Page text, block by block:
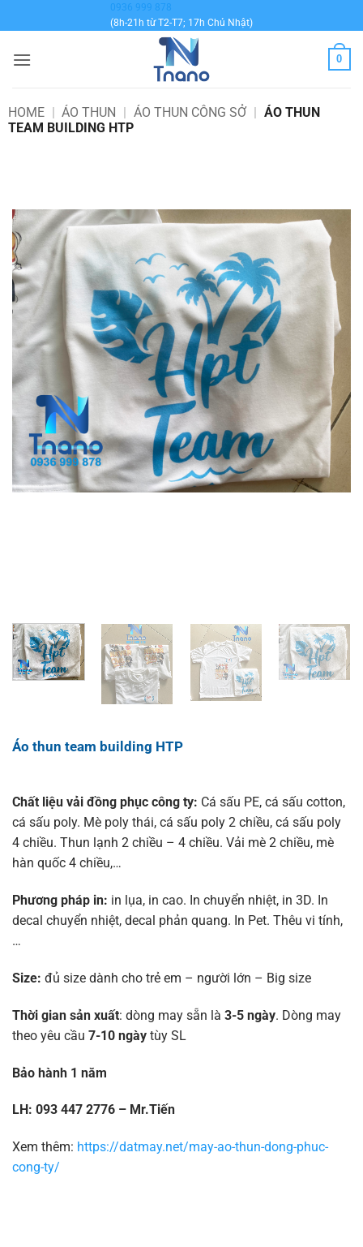
qua
dung
0936 999 878
(8h-21h từ T2-T7; 17h Chủ Nhật)
0
HOME | ÁO THUN | ÁO THUN CÔNG SỞ | ÁO THUN
TEAM BUILDING HTP
Áo thun team building HTP
Chất liệu vải đồng phục công ty: Cá sấu PE, cá sấu cotton,
cá sấu poly. Mè poly thái, cá sấu poly 2 chiều, cá sấu poly
4 chiều. Thun lạnh 2 chiều – 4 chiều. Vải mè 2 chiều, mè
hàn quốc 4 chiều,…
Phương pháp in: in lụa, in cao. In chuyển nhiệt, in 3D. In
decal chuyển nhiệt, decal phản quang. In Pet. Thêu vi tính,
…
Size: đủ size dành cho trẻ em – người lớn – Big size
Thời gian sản xuất: dòng may sẵn là 3-5 ngày. Dòng may
theo yêu cầu 7-10 ngàytùy SL
Bảo hành 1 năm
LH: 093 447 2776 – Mr.Tiến
Xem thêm: https://datmay.net/may-ao-thun-dong-phuc-
cong-ty/